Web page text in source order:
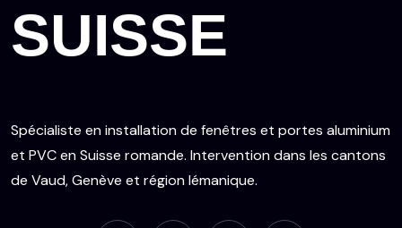
SUISSE
Spécialiste en installation de fenêtres et portes aluminium
et PVC en Suisse romande. Intervention dans les cantons
de Vaud, Genève et région lémanique.